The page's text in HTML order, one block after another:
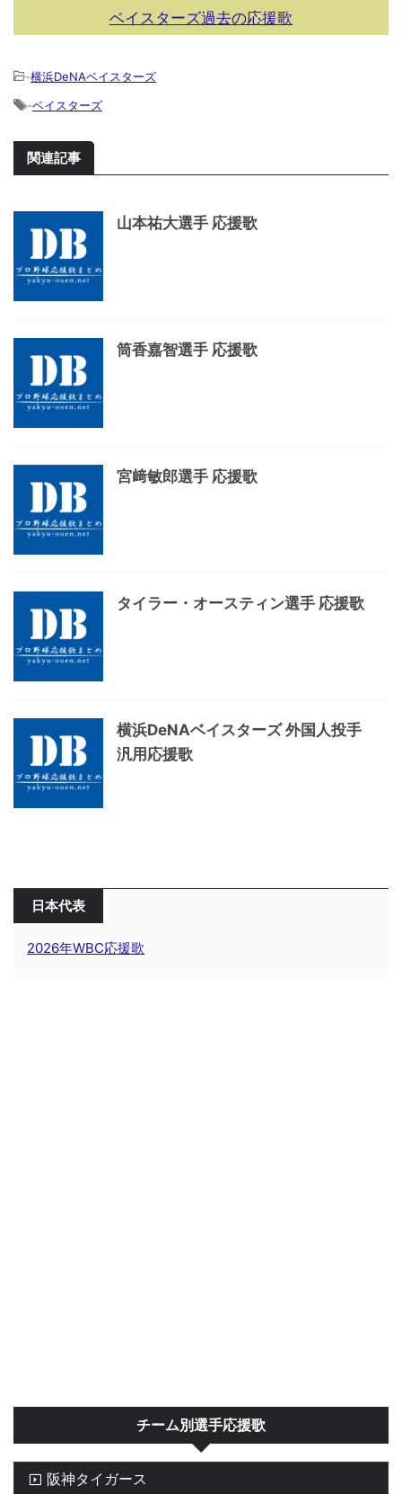
ベイスターズ過去の応援歌
-横浜DeNAベイスターズ
-ベイスターズ
関連記事
山本祐大選手 応援歌
筒香嘉智選手 応援歌
宮﨑敏郎選手 応援歌
タイラー・オースティン選手 応援歌
横浜DeNAベイスターズ 外国人投手
汎用応援歌
日本代表
2026年WBC応援歌
チーム別選手応援歌
阪神タイガース